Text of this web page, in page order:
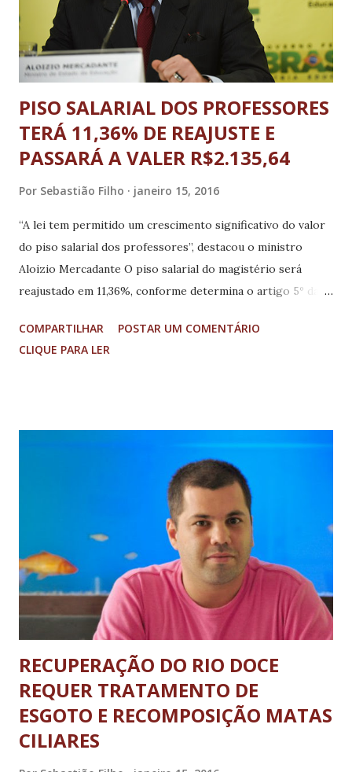
horas semanais) o vencimento básico é de 2.814,01. Ambos
podem receber acréscimo de Retr...
PISO SALARIAL DOS PROFESSORES
TERÁ 11,36% DE REAJUSTE E
PASSARÁ A VALER R$2.135,64
Por Sebastião Filho janeiro 15, 2016
“A lei tem permitido um crescimento significativo do valor
do piso salarial dos professores”, destacou o ministro
Aloizio Mercadante O piso salarial do magistério será
reajustado em 11,36%, conforme determina o artigo 5º da
R$ 2.135,64 e passa a valer a partir deste mês. O novo valor
está sendo divulgado a estados e municípios pelo
destacou o ministro da Educação, Aloizio Mercadante (PT),
em entrevista. De 2009 a 2015, o crescimento real do piso
salarial do magistério foi de 46,05%, um percentual acima
da inflação. “Seguramente foi um dos melhores
crescimentos salariais entre os pisos de profissionais”,
afirmou. O piso salarial nacional para os profissionais do
magistério público da educação básica é o valor abaixo do
qual a...
COMPARTILHAR
POSTAR UM COMENTÁRIO
CLIQUE PARA LER
RECUPERAÇÃO DO RIO DOCE
REQUER TRATAMENTO DE
ESGOTO E RECOMPOSIÇÃO MATAS
CILIARES